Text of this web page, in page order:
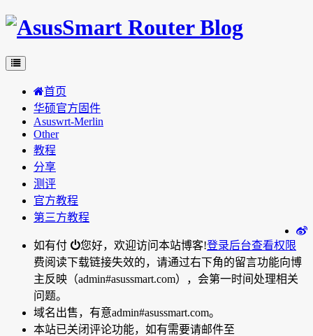
首页
华硕官方固件
Asuswrt-Merlin
Other
教程
分享
测评
官方教程
第三方教程
您好，欢迎访问本站博客!登录后台查看权限
如有付
费阅读下载链接失效的，请通过右下角的留言功能向博
主反映（admin#asussmart.com），会第一时间处理相关
问题。
域名出售，有意admin#asussmart.com。
本站已关闭评论功能，如有需要请邮件至